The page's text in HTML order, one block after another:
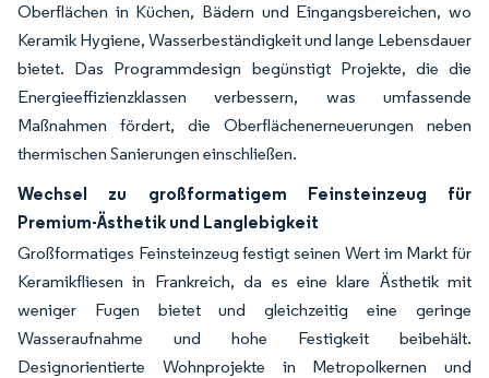
Oberflächen in Küchen, Bädern und Eingangsbereichen, wo
Keramik Hygiene, Wasserbeständigkeit und lange Lebensdauer
bietet. Das Programmdesign begünstigt Projekte, die die
Energieeffizienzklassen verbessern, was umfassende
Maßnahmen fördert, die Oberflächenerneuerungen neben
thermischen Sanierungen einschließen.
Wechsel zu großformatigem Feinsteinzeug für
Premium-Ästhetik und Langlebigkeit
Großformatiges Feinsteinzeug festigt seinen Wert im Markt für
Keramikfliesen in Frankreich, da es eine klare Ästhetik mit
weniger Fugen bietet und gleichzeitig eine geringe
Wasseraufnahme und hohe Festigkeit beibehält.
Designorientierte Wohnprojekte in Metropolkernen und